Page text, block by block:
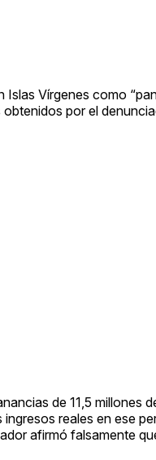
Vírgenes como
por el
de 11,5 millones
reales en ese
afirmó falsamente